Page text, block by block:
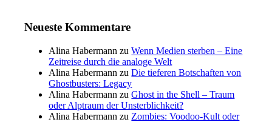
Neueste Kommentare
Alina Habermann zuWenn Medien sterben – Eine
Zeitreise durch die analoge Welt
Alina Habermann zuDie tieferen Botschaften von
Ghostbusters: Legacy
Alina Habermann zuGhost in the Shell – Traum
oder Alptraum der Unsterblichkeit?
Alina Habermann zu Zombies: Voodoo-Kult oder